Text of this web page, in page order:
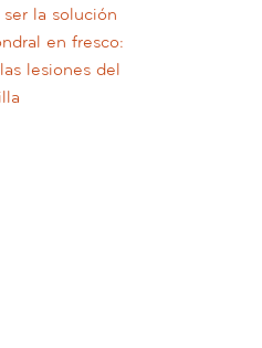
la solución
en fresco:
lesiones del